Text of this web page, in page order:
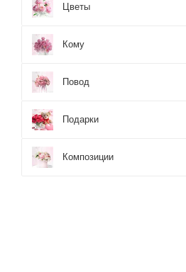
Цветы
Кому
Повод
Подарки
Композиции